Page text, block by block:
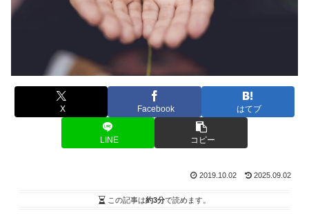
X Facebook はてブ
LINE コピー
2019.10.02 2025.09.02
この記事は約3分で読めます。